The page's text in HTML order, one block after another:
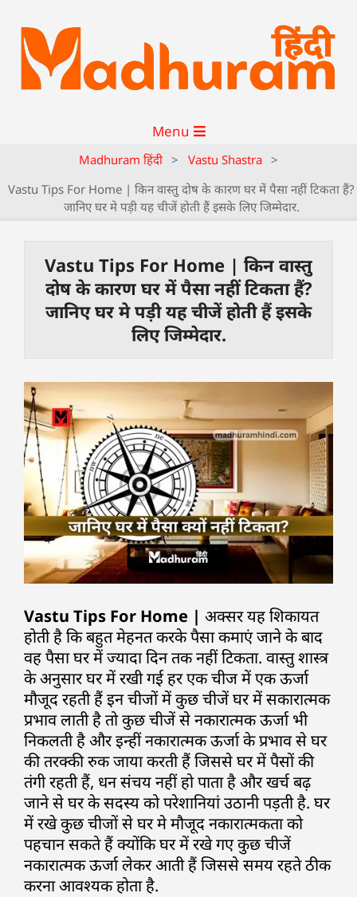
Menu
Madhuram हिंदी > Vastu Shastra >
Vastu Tips For Home | किन वास्तु दोष के कारण घर में पैसा नहीं टिकता हैं?
जानिए घर मे पड़ी यह चीजें होती हैं इसके लिए जिम्मेदार.
Vastu Tips For Home | किन वास्तु
दोष के कारण घर में पैसा नहीं टिकता हैं?
जानिए घर मे पड़ी यह चीजें होती हैं इसके
लिए जिम्मेदार.
Vastu Tips For Home | अक्सर यह शिकायत
होती है कि बहुत मेहनत करके पैसा कमाएं जाने के बाद
वह पैसा घर में ज्यादा दिन तक नहीं टिकता. वास्तु शास्त्र
के अनुसार घर में रखी गई हर एक चीज में एक ऊर्जा
मौजूद रहती हैं इन चीजों में कुछ चीजें घर में सकारात्मक
प्रभाव लाती है तो कुछ चीजें से नकारात्मक ऊर्जा भी
निकलती है और इन्हीं नकारात्मक ऊर्जा के प्रभाव से घर
की तरक्की रुक जाया करती हैं जिससे घर में पैसों की
तंगी रहती हैं, धन संचय नहीं हो पाता है और खर्च बढ़
जाने से घर के सदस्य को परेशानियां उठानी पड़ती है. घर
में रखे कुछ चीजों से घर मे मौजूद नकारात्मकता को
पहचान सकते हैं क्योंकि घर में रखे गए कुछ चीजें
नकारात्मक ऊर्जा लेकर आती हैं जिससे समय रहते ठीक
करना आवश्यक होता है.